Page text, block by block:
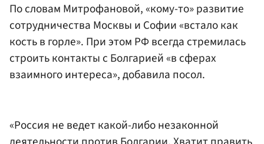
По словам Митрофановой, «кому-то» развитие
сотрудничества Москвы и Софии «встало как
кость в горле». При этом РФ всегда стремилась
строить контакты с Болгарией «в сферах
взаимного интереса», добавила посол.
«Россия не ведет какой-либо незаконной